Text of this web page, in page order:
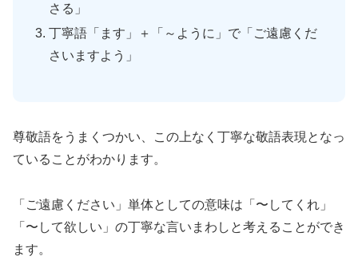
さる」
丁寧語「ます」＋「～ように」で「ご遠慮くだ
さいますよう」
尊敬語をうまくつかい、この上なく丁寧な敬語表現となっ
ていることがわかります。
「ご遠慮ください」単体としての意味は「〜してくれ」
「〜して欲しい」の丁寧な言いまわしと考えることができ
ます。